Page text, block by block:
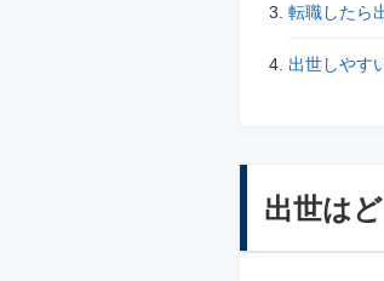
転職したら
出世しやす
出世は